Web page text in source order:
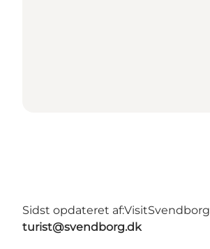
Sidst opdateret af:VisitSvendborg
turist@svendborg.dk